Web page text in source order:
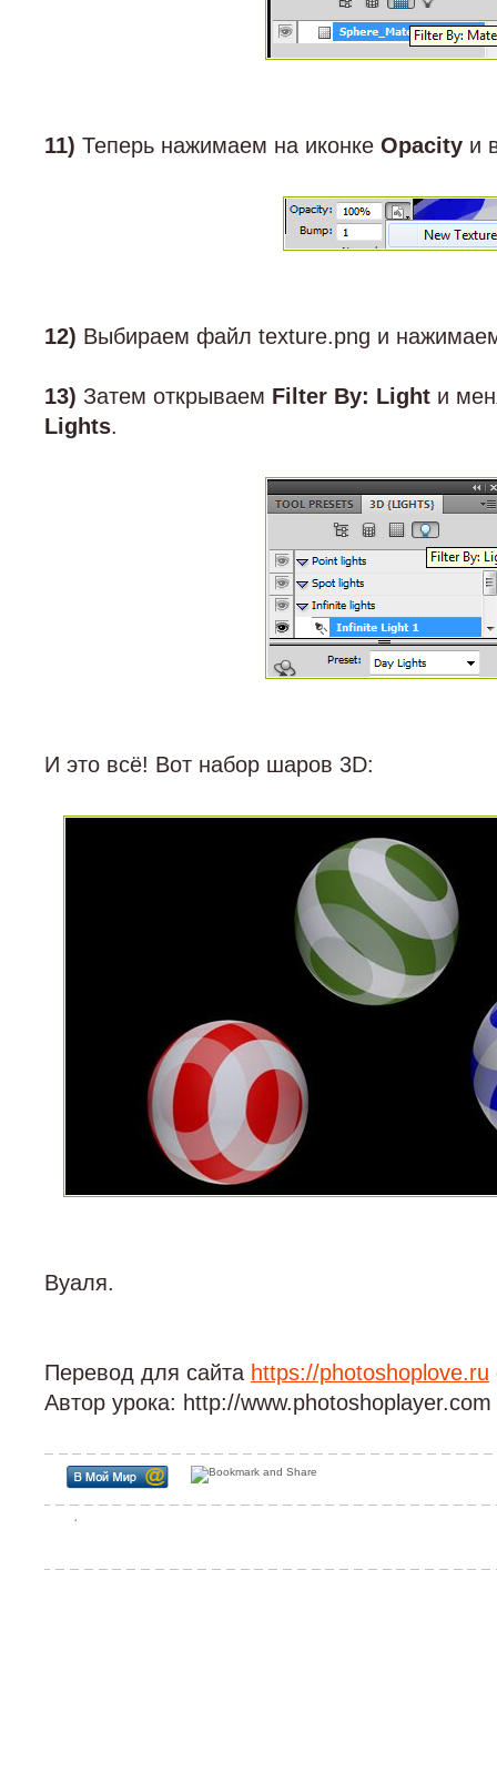
11) Теперь нажимаем на иконке Opacity и
12) Выбираем файл texture.png и
13) Затем открываем Filter By: Light и
Lights.
И это всё! Вот набор шаров 3D:
Вуаля.
Перевод для сайта https://photoshoplove.ru
Автор урока: http://www.photoshoplayer.com